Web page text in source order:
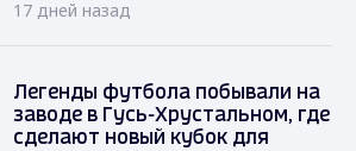
17 дней назад
Легенды футбола побывали на
заводе в Гусь-Хрустальном, где
сделают новый кубок для